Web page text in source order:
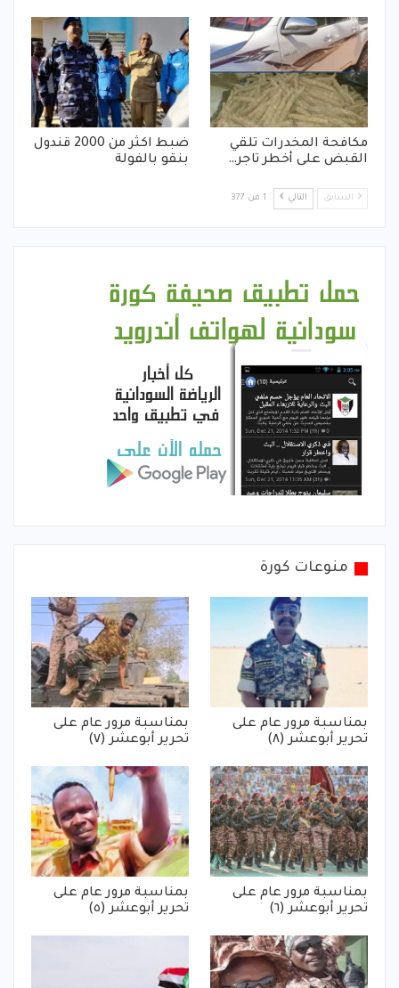
مكافحة المخدرات تلقي
القبض على أخطر تاجر…
ضبط اكثر من 2000 قندول
بنقو بالفولة
السابق التالي 1 من 377
منوعات كورة
بمناسبة مرور عام على
تحرير أبوعشر (٨)
بمناسبة مرور عام على
تحرير أبوعشر (٧)
بمناسبة مرور عام على
تحرير أبوعشر (٦)
بمناسبة مرور عام على
تحرير أبوعشر (٥)